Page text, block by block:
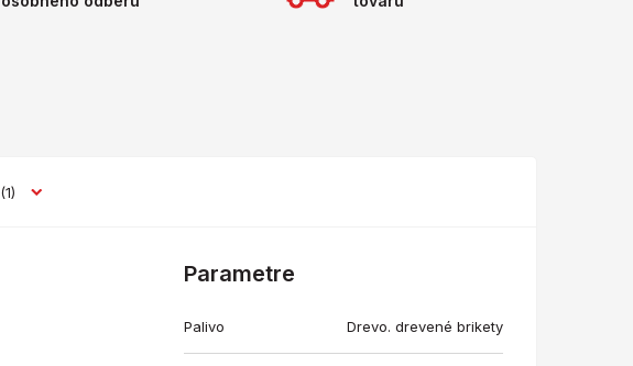
(1)
Parametre
Palivo Drevo. drevené brikety